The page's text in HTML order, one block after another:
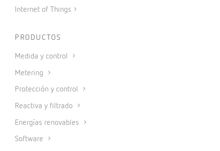
Internet of Things
PRODUCTOS
Medida y control
Metering
Protección y control
Reactiva y filtrado
Energías renovables
Software